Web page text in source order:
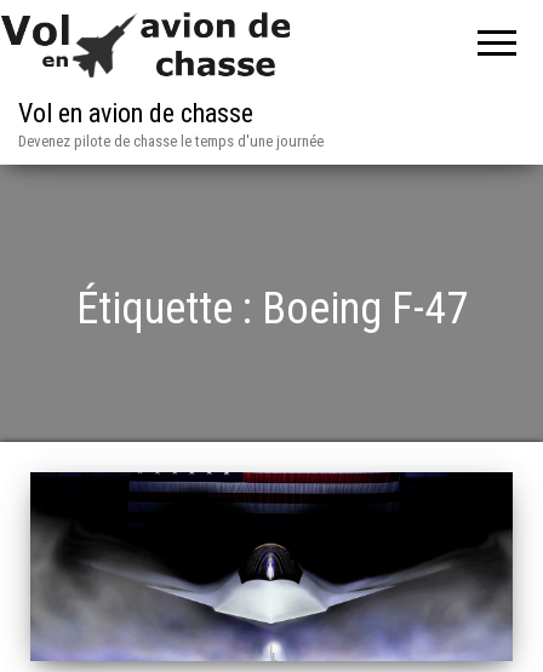
Vol en avion de chasse
Devenez pilote de chasse le temps d'une journée
Étiquette : Boeing F-47